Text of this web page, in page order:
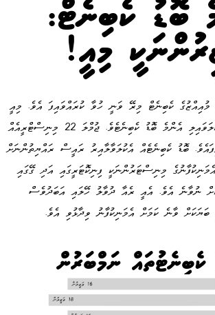
ބޮޑު ކެބިނެޓް:
މިއީ!
ކެބިނެޓް މިރޭ ވަނީ ހުވާ ކުރައްވައިފަ އެވެ. މިއީ
ރާއްޖޭގައި މިހާތަނަށް އެކުލަވައިލި އެންމެ ބޮޑު ކެބިނެޓެވެ. ޖުމްލަ 22 މިނިސްޓްރީއެއް
ބޮޑު ކެބިނެޓެއް އެކުލަވާލާއިރު ރައީސް ރައްޔިތުންނަށް
މިނިސްޓަރުންނަކީ ފިނިކޮޓަރީގައި އަދި ގޭގައި
ނުވާނެ އެވެ. އެއީ ރެއާ ދުވާލު ހޭލައި އަބަދުވެސް
ބަޔަކަށް ވާނެ ކަމަށް އެމަނިކުފާނު ވިދާޅުވި އެވެ.
ކެބިނެޓުތައް ނަމްބަރުން